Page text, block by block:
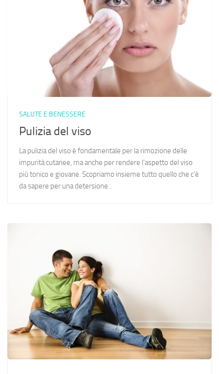
SALUTE E BENESSERE
Pulizia del viso
La pulizia del viso è fondamentale per la rimozione delle
impurità cutanee, ma anche per rendere l’aspetto del viso
più tonico e giovane. Scopriamo insieme tutto quello che c’è
da sapere per una detersione...